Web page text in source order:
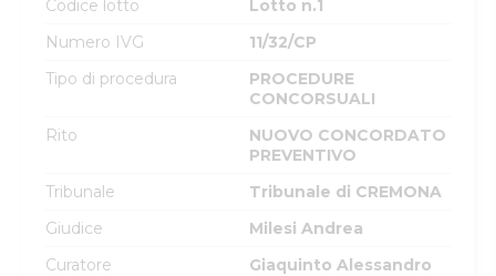
Codice lotto
Lotto n.1
Numero IVG
11/32/CP
Tipo di procedura
PROCEDURE
CONCORSUALI
Rito
NUOVO CONCORDATO
PREVENTIVO
Tribunale
Tribunale di CREMONA
Giudice
Milesi Andrea
Curatore
Giaquinto Alessandro